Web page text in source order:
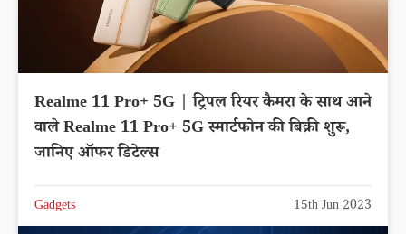
Realme 11 Pro+ 5G | ट्रिपल रियर कैमरा के साथ आने
वाले Realme 11 Pro+ 5G स्मार्टफोन की बिक्री शुरू,
जानिए ऑफर डिटेल्स
Gadgets 15th Jun 2023